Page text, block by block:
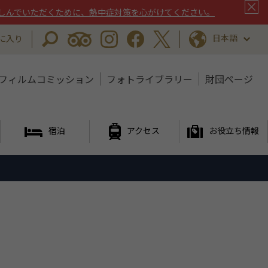
でいただくために、熱中症対策を心がけてください。
入り 日本語
ィルムコミッション フォトライブラリー 財団ページ
宿泊 アクセス お役立ち情報